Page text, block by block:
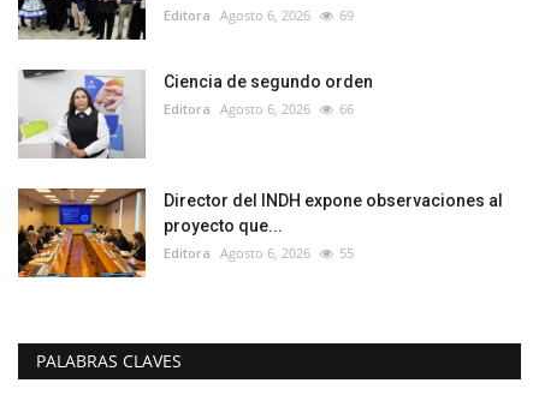
Editora Agosto 6, 2026 69
Ciencia de segundo orden
Editora Agosto 6, 2026 66
Director del INDH expone observaciones al
proyecto que...
Editora Agosto 6, 2026 55
PALABRAS CLAVES